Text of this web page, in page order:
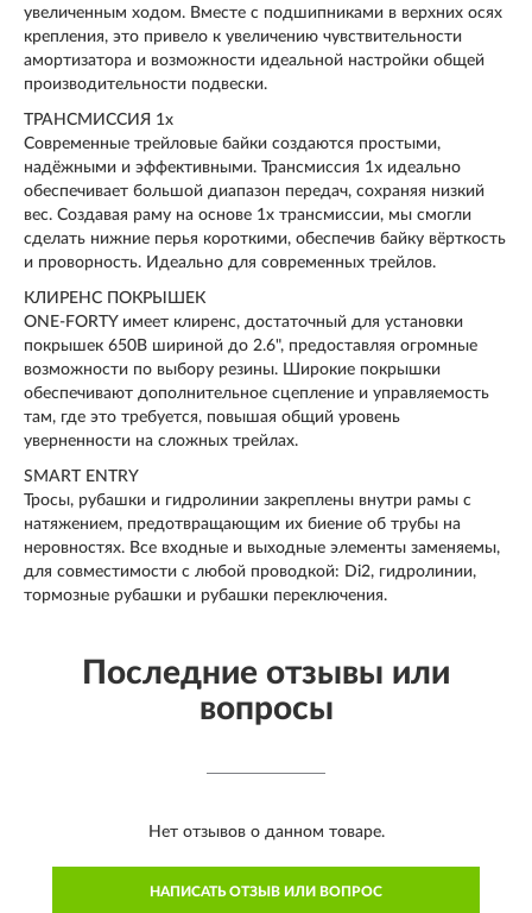
увеличенным ходом. Вместе с подшипниками в верхних осях
крепления, это привело к увеличению чувствительности
амортизатора и возможности идеальной настройки общей
производительности подвески.
ТРАНСМИССИЯ 1x
Современные трейловые байки создаются простыми,
надёжными и эффективными. Трансмиссия 1х идеально
обеспечивает большой диапазон передач, сохраняя низкий
вес. Создавая раму на основе 1х трансмиссии, мы смогли
сделать нижние перья короткими, обеспечив байку вёрткость
и проворность. Идеально для современных трейлов.
КЛИРЕНС ПОКРЫШЕК
ONE-FORTY имеет клиренс, достаточный для установки
покрышек 650B шириной до 2.6", предоставляя огромные
возможности по выбору резины. Широкие покрышки
обеспечивают дополнительное сцепление и управляемость
там, где это требуется, повышая общий уровень
уверненности на сложных трейлах.
SMART ENTRY
Тросы, рубашки и гидролинии закреплены внутри рамы с
натяжением, предотвращающим их биение об трубы на
неровностях. Все входные и выходные элементы заменяемы,
для совместимости с любой проводкой: Di2, гидролинии,
тормозные рубашки и рубашки переключения.
Последние отзывы или
вопросы
Нет отзывов о данном товаре.
НАПИСАТЬ ОТЗЫВ ИЛИ ВОПРОС